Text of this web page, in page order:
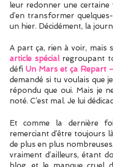
leur redonner une certaine
d’en transformer
un hier. Décidément, la
A part ça, rien à voir, mais
article spécialregroupant
défi Un Mars et ça Repart
demandé si tu voulais que
répondu que oui. Mais je
noté. C’est mal. Je lui
Et comme la dernière
remerciant d’être toujours
de plus en plus
vraiment d’ailleurs, étant